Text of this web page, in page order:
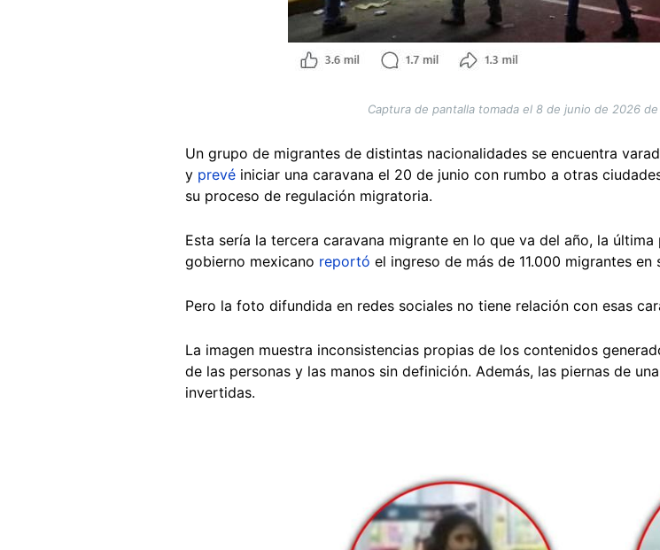
Captura de pantalla tomada el 8 de junio de 2026
Un grupo de migrantes de distintas nacionalidades se encuentra
y prevé iniciar una caravana el 20 de junio con rumbo a otras
su proceso de regulación migratoria.
Esta sería la tercera caravana migrante en lo que va del año, la
gobierno mexicano reportó el ingreso de más de 11.000 migrantes
Pero la foto difundida en redes sociales no tiene relación con esas
La imagen muestra inconsistencias propias de los contenidos
de las personas y las manos sin definición. Además, las piernas de
invertidas.